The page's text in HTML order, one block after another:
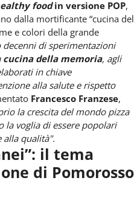
foodin versione POP,
dalla mortificante “cucina del
e colori della grande
decenni di sperimentazioni
cucina della memoria, agli
in chiave
alla salute e rispetto
Francesco Franzese,
la crescita del mondo pizza
la voglia di essere popolari
alla qualità".
il tema
di Pomorosso